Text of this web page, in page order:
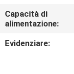
CASI
Capacità di
alimentazione:
Evidenziare: